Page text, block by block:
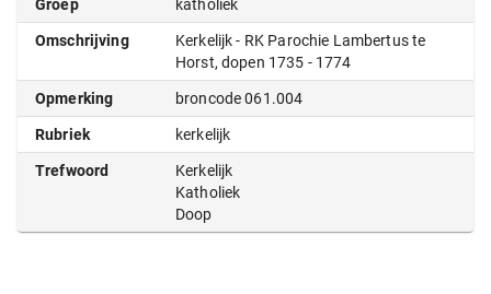
Groep katholiek
Omschrijving
Kerkelijk - RK Parochie Lambertus te
Horst, dopen 1735 - 1774
Opmerking broncode 061.004
Rubriek kerkelijk
Trefwoord
Kerkelijk
Katholiek
Doop